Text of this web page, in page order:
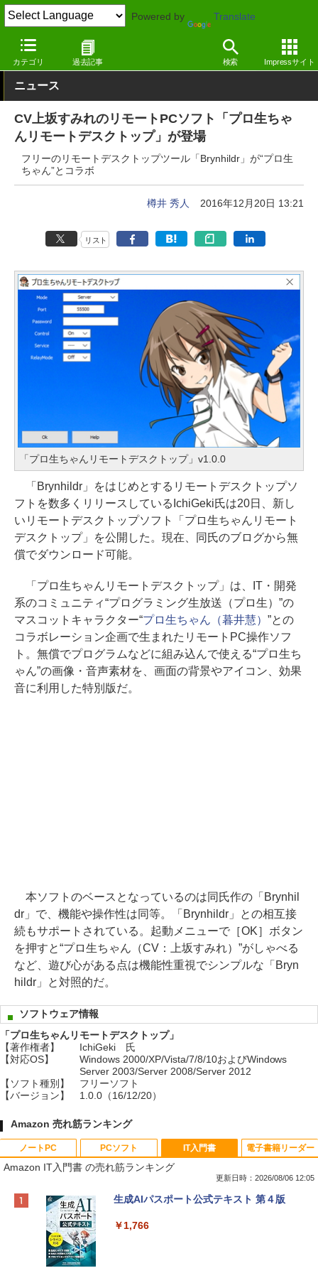
Powered by Translate
カテゴリ 過去記事 検索 Impressサイト
窓の杜 インターネット Windows
ニュース
CV上坂すみれのリモートPCソフト「プロ生ちゃ
んリモートデスクトップ」が登場
フリーのリモートデスクトップツール「Brynhildr」が“プロ生
ちゃん”とコラボ
樽井 秀人 2016年12月20日 13:21
リスト
「プロ生ちゃんリモートデスクトップ」v1.0.0
「Brynhildr」をはじめとするリモートデスクトップソ
フトを数多くリリースしているIchiGeki氏は20日、新し
いリモートデスクトップソフト「プロ生ちゃんリモート
デスクトップ」を公開した。現在、同氏のブログから無
償でダウンロード可能。
「プロ生ちゃんリモートデスクトップ」は、IT・開発
系のコミュニティ“プログラミング生放送（プロ生）”の
マスコットキャラクター“プロ生ちゃん（暮井慧） ”との
コラボレーション企画で生まれたリモートPC操作ソフ
ト。無償でプログラムなどに組み込んで使える“プロ生ち
ゃん”の画像・音声素材を、画面の背景やアイコン、効果
音に利用した特別版だ。
本ソフトのベースとなっているのは同氏作の「Brynhil
dr」で、機能や操作性は同等。「Brynhildr」との相互接
続もサポートされている。起動メニューで［OK］ボタン
を押すと“プロ生ちゃん（CV：上坂すみれ）”がしゃべる
など、遊び心がある点は機能性重視でシンプルな「Bryn
hildr」と対照的だ。
ソフトウェア情報
「プロ生ちゃんリモートデスクトップ」
【著作権者】
IchiGeki 氏
【対応OS】
Windows 2000/XP/Vista/7/8/10およびWindows
Server 2003/Server 2008/Server 2012
【ソフト種別】
フリーソフト
【バージョン】
1.0.0（16/12/20）
Amazon 売れ筋ランキング
ノートPC
Apple 2026 MacBook Neo A18 Proチッ
e Intelligenceのために設計、Liquid Ret
PCソフト
Xbox プリペイドカード 10,000円 デジタ
ンラインコード]
IT入門書
Amazon IT入門書 の売れ筋ランキング
更新日時：2026/08/06 12:05
生成AIパスポート公式テキスト 第４版
￥1,766
電子書籍リーダー